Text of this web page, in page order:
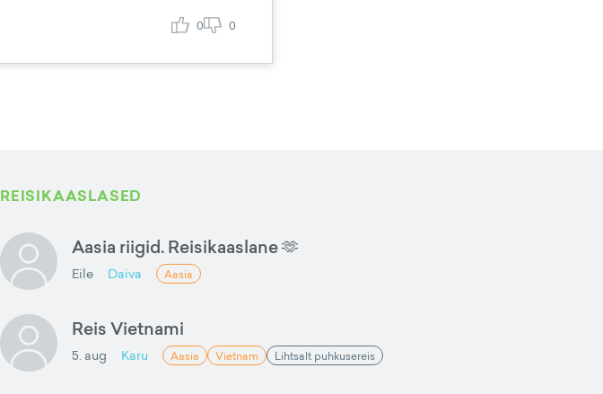
0 0
REISIKAASLASED
Aasia riigid. Reisikaaslane 🫶
Eile Daiva Aasia
Reis Vietnami
5. aug Karu Aasia Vietnam Lihtsalt puhkusereis